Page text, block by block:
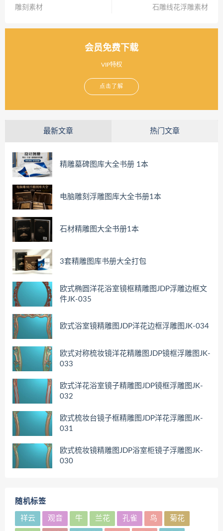
雕刻素材
石雕线花浮雕素材
会员免费下载
VIP特权
点击了解
最新文章 热门文章
精雕墓碑图库大全书册 1本
电脑雕刻浮雕图库大全书册1本
石材精雕图大全书册1本
3套精雕图库书册大全打包
欧式椭圆洋花浴室镜框精雕图JDP浮雕边框文
件JK-035
欧式浴室镜精雕图JDP洋花边框浮雕图JK-034
欧式对称梳妆镜洋花精雕图JDP镜框浮雕图JK-
033
欧式洋花浴室镜子精雕图JDP镜框浮雕图JK-
032
欧式梳妆台镜子框精雕图JDP洋花浮雕图JK-
031
欧式梳妆镜精雕图JDP浴室柜镜子浮雕图JK-
030
随机标签
祥云 观音 牛 兰花 孔雀 鸟 菊花